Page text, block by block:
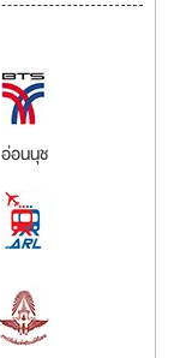
อ่อนนุช